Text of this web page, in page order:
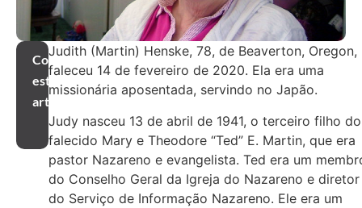
Compartilhar
este
artigo
Judith (Martin) Henske, 78, de Beaverton, Oregon,
faleceu 14 de fevereiro de 2020. Ela era uma
missionária aposentada, servindo no Japão.
Judy nasceu 13 de abril de 1941, o terceiro filho do
falecido Mary e Theodore “Ted” E. Martin, que era
pastor Nazareno e evangelista. Ted era um
do Conselho Geral da Igreja do Nazareno e diretor
do Serviço de Informação Nazareno. Ele era um